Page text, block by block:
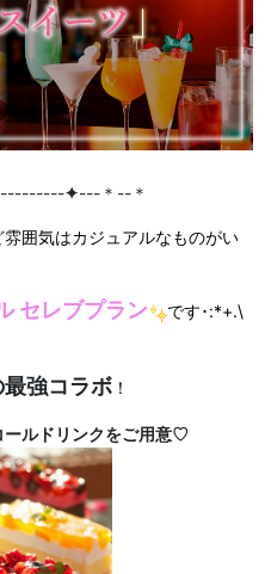
✦---＊--＊
囲気はカジュアルなものがい
セレブプラン
です･:*+.\
最強コラボ ！
ールドリンクをご用意♡